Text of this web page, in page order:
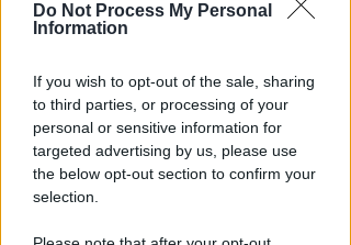
Do Not Process My Personal
Information
If you wish to opt-out of the sale, sharing
to third parties, or processing of your
personal or sensitive information for
targeted advertising by us, please use
the below opt-out section to confirm your
selection.
INSEGUIMENTO SUL BAGNASCIUGA
Ruba portafogli in spiaggia ad